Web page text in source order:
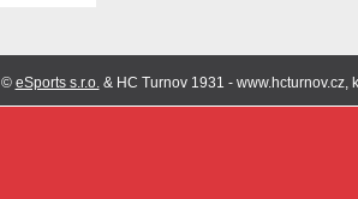
© eSports s.r.o.& HC Turnov 1931 -